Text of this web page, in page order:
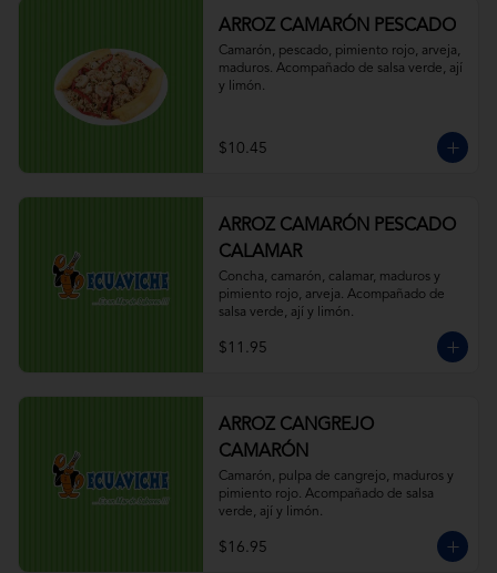
ARROZ CAMARÓN PESCADO
Camarón, pescado, pimiento rojo, arveja,
maduros. Acompañado de salsa verde, ají
y limón.
$10.45
ARROZ CAMARÓN PESCADO
CALAMAR
Concha, camarón, calamar, maduros y
pimiento rojo, arveja. Acompañado de
salsa verde, ají y limón.
$11.95
ARROZ CANGREJO
CAMARÓN
Camarón, pulpa de cangrejo, maduros y
pimiento rojo. Acompañado de salsa
verde, ají y limón.
$16.95